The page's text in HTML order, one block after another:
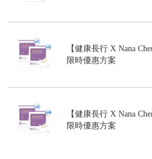
【健康長行 X Nana
限時優惠方案
【健康長行 X Nana
限時優惠方案